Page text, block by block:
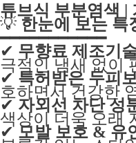
튜브식 부분염색 |
💡 한눈에 보는 특
━━━━━━━━━━━
✔ 무향료 제조기
극적인 냄새 없이
✔ 특허받은 두피
호하면서 건강한
✔ 자외선 차단 성
색상이 더욱 오래
✔ 모발 보호 & 유